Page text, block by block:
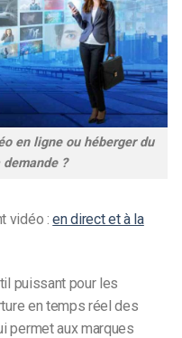
en ligne ou héberger du
?
vidéo :en direct et à la
puissant pour les
en temps réel des
permet aux marques